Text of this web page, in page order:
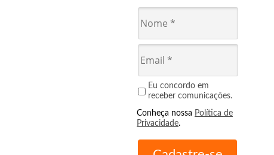
Eu concordo em
receber comunicações.
Conheça nossa Política de
Privacidade.